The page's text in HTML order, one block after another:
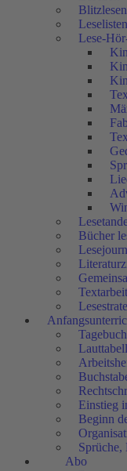
Blitzlesen
Leselisten
Lese-
Bücher
Textarbeit
Einstieg
Beginn
Sprüche,
Abo